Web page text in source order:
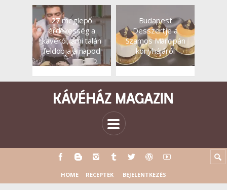
27 meglepő
érdekesség a
kávéról, ami talán
feldobja a napod
Budapest
Desszertje a
Szamos Marcipán
konyhájáról
HOME RECEPTEK BEJELENTKEZÉS